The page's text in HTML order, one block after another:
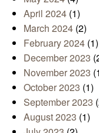
April 2024 (1)
March 2024 (2)
February 2024 (1)
December 2023
November 2023
October 2023 (1)
September 2023
August 2023 (1)